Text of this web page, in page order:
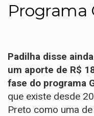
Programa
Padilha disse
um aporte de R$
fase do programa
que existe desde
Preto como uma